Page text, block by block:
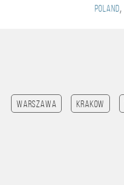
Poland,
Warszawa Krakow